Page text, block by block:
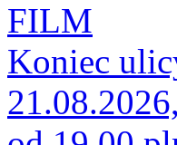
FILM
Koniec